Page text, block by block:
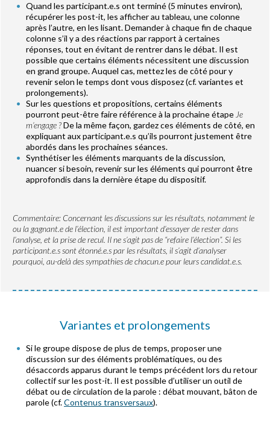
Quand les participant.e.s ont terminé (5 minutes environ),
récupérer les post-it, les afficher au tableau, une colonne
après l’autre, en les lisant. Demander à chaque fin de chaque
colonne s’il y a des réactions par rapport à certaines
réponses, tout en évitant de rentrer dans le débat. Il est
possible que certains éléments nécessitent une discussion
en grand groupe. Auquel cas, mettez les de côté pour y
revenir selon le temps dont vous disposez (cf. variantes et
prolongements).
Sur les questions et propositions, certains éléments
pourront peut-être faire référence à la prochaine étape Je
m’engage ?De la même façon, gardez ces éléments de côté, en
expliquant aux participant.e.s qu’ils pourront justement être
abordés dans les prochaines séances.
Synthétiser les éléments marquants de la discussion,
nuancer si besoin, revenir sur les éléments qui pourront être
approfondis dans la dernière étape du dispositif.
Commentaire: Concernant les discussions sur les résultats, notamment le
ou la gagnant.e de l’élection, il est important d’essayer de rester dans
l’analyse, et la prise de recul. Il ne s’agit pas de “refaire l’élection”. Si les
participant.e.s sont étonné.e.s par les résultats, il s’agit d’analyser
pourquoi, au-delà des sympathies de chacun.e pour leurs candidat.e.s.
Variantes et prolongements
Si le groupe dispose de plus de temps, proposer une
discussion sur des éléments problématiques, ou des
désaccords apparus durant le temps précédent lors du retour
collectif sur les post-it. Il est possible d’utiliser un outil de
débat ou de circulation de la parole : débat mouvant, bâton de
parole (cf.Contenus transversaux).